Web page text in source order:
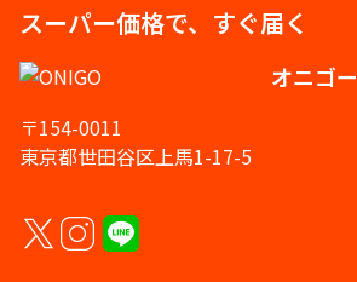
スーパー価格で、すぐ届く
オニゴー
〒154-0011
東京都世田谷区上馬1-17-5